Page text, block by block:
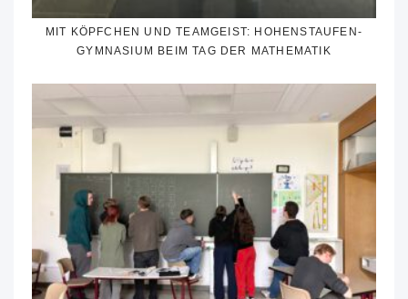
MIT KÖPFCHEN UND TEAMGEIST: HOHENSTAUFEN-
GYMNASIUM BEIM TAG DER MATHEMATIK